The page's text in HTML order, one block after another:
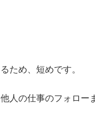
ため、短めです。
人の仕事のフォロ